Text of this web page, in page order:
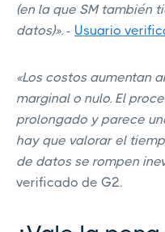
(en la que SM también
datos)». - Usuario
«Los costos aumentan
marginal o nulo. El
prolongado y parece
hay que valorar el
de datos se rompen
verificado de G2.